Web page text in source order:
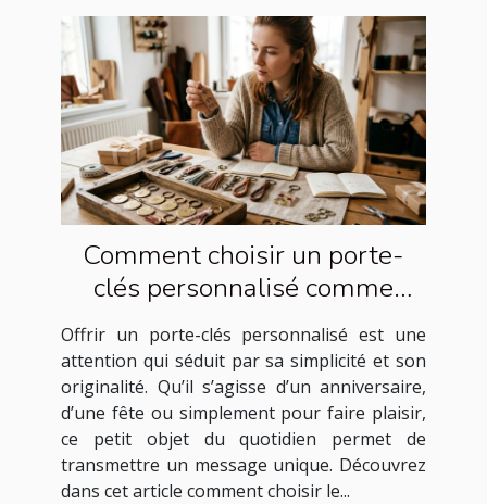
Comment choisir un porte-
clés personnalisé comme
cadeau idéal ?
Offrir un porte-clés personnalisé est une
attention qui séduit par sa simplicité et son
originalité. Qu’il s’agisse d’un anniversaire,
d’une fête ou simplement pour faire plaisir,
ce petit objet du quotidien permet de
transmettre un message unique. Découvrez
dans cet article comment choisir le...